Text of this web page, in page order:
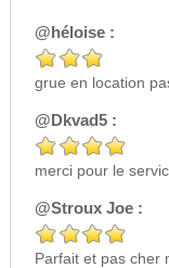
@héloise :
grue en location
@Dkvad5 :
merci pour le
@Stroux Joe :
Parfait et pas cher